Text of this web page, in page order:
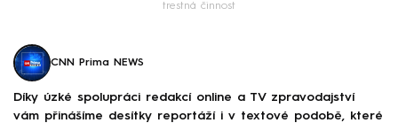
trestná činnost
CNN Prima NEWS
Díky úzké spolupráci redakcí online a TV zpravodajství
vám přinášíme desítky reportáží i v textové podobě, které